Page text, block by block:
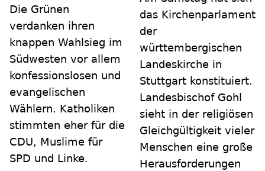
Die Grünen
verdanken ihren
knappen Wahlsieg im
Südwesten vor allem
konfessionslosen und
evangelischen
Wählern. Katholiken
stimmten eher für die
CDU, Muslime für
SPD und Linke.
das Kirchenparlament
der
württembergischen
Landeskirche in
Stuttgart konstituiert.
Landesbischof Gohl
sieht in der religiösen
Gleichgültigkeit vieler
Menschen eine große
Herausforderungen